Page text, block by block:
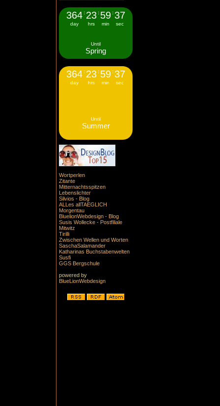
364
day
: 23
hrs
: 59
min
:37
sec
Until
Spring
364
day
: 23
hrs
: 59
min
:37
sec
Until
Summer
Wortperlen
Zitante
Mitternachtsspitzen
Lebenslichter
Silvios - Blog
ALLes allTAEGLICH
Morgentau
BluelionWebdesign - Blog
Susis Wollecke - Postfiliale
Mitwitz
Tirilli
Zwischen Wellen und Worten
SaschaSalamander
Katharinas Buchstabenwelten
Susfi
GGS Bergschule
powered by
BlueLionWebdesign